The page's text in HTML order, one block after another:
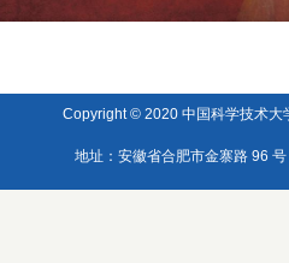
Copyright © 2020 中国科学技术
地址：安徽省合肥市金寨路 96 号